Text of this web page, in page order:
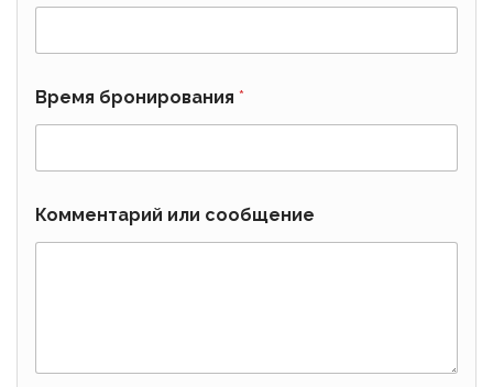
Время бронирования *
Комментарий или сообщение